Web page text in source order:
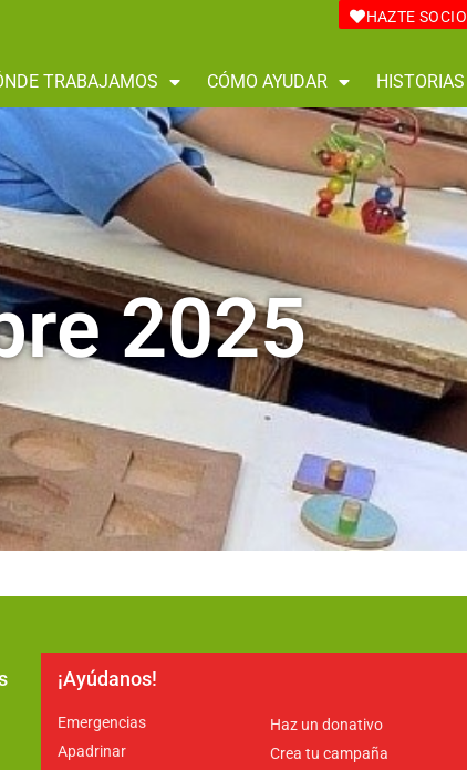
HAZTE SOCIO
TRABAJAMOS CÓMO AYUDAR HISTORIAS
2025
¡Ayúdanos!
Emergencias
Apadrinar
Haz un donativo
Crea tu campaña